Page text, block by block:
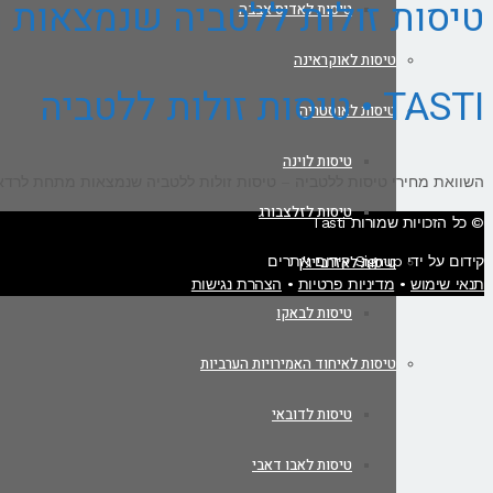
טיסות לאדיס אבבה
טיסות לאוקראינה
טיסות לאוסטריה
טיסות לוינה
טיסות לזלצבורג
טיסות לאזרבייג'ן
טיסות לבאקו
טיסות לאיחוד האמירויות הערביות
טיסות לדובאי
טיסות לאבו דאבי
טיסות זולות ללטביה
TASTI • טיסות זולות ללטביה
השוואת מחירי טיסות ללטביה – טיסות זולות ללטביה שנמצאות מתחת
© כל הזכויות שמורות Tasti
קידום על ידי Signup קידום אתרים
תנאי שימוש • מדיניות פרטיות • הצהרת נגישות